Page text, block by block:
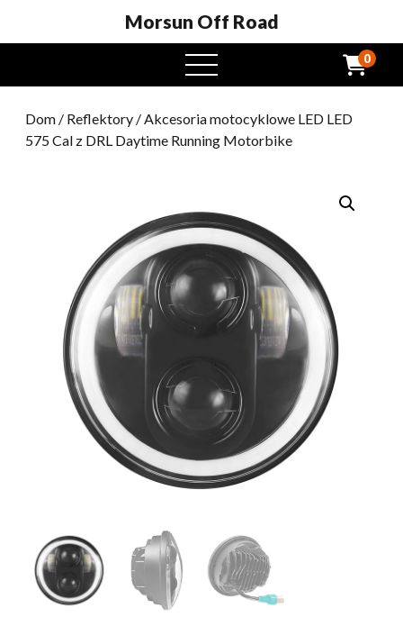
Morsun Off Road
Otwarte
menu
0
Dom / Reflektory / Akcesoria motocyklowe LED LED
575 Cal z DRL Daytime Running Motorbike